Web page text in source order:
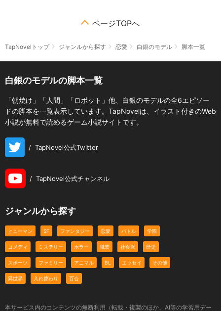
ページTOPへ
TapNovelトップ ジャンルから探す 恋愛 白銀のモデル 脚本一覧
白銀のモデルの脚本一覧
「朝焼け」「人間」「ロボット」他、白銀のモデルの全6エピソー
ドの脚本を一覧表示しています。TapNovelは、イラスト付きのWeb
小説が無料で読めるゲーム小説サイトです。
/ TapNovel公式Twitter
/ TapNovel公式チャンネル
ジャンルから探す
ヒューマン SF ファンタジー 恋愛 バトル 学園
コメディ ミステリー ホラー 職業 社会派 歴史
スポーツ ファミリー アニマル BL エッセイ その他
異世界 入れ替わり 百合
本サービス内のコンテンツの無断利用（転載・複製のほか、AI等の学習用デー